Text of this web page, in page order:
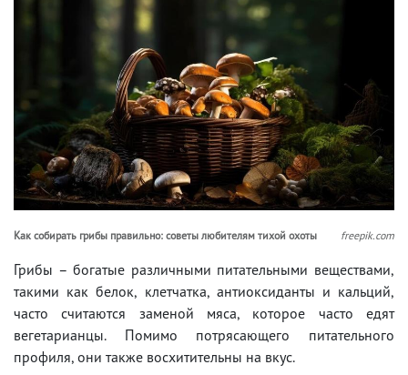
Как собирать грибы правильно: советы любителям тихой охоты freepik.com
Грибы – богатые различными питательными веществами,
такими как белок, клетчатка, антиоксиданты и кальций,
часто считаются заменой мяса, которое часто едят
вегетарианцы. Помимо потрясающего питательного
профиля, они также восхитительны на вкус.